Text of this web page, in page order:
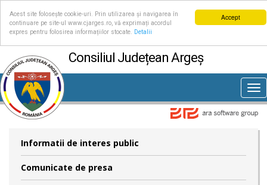
Accept
Acest site folosește cookie-uri. Prin utilizarea și navigarea în
continuare pe site-ul www.cjarges.ro, vă exprimați acordul
expres pentru folosirea informațiilor stocate.
Detalii
Consiliul Județean Argeș
Informatii de interes public
Comunicate de presa